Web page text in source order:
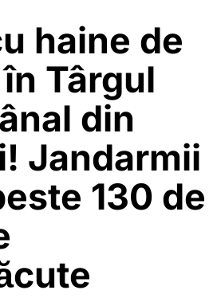
haine de
Târgul
din
Jandarmii
130 de